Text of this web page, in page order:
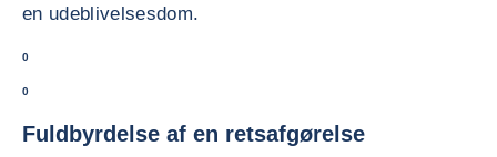
en udeblivelsesdom.
0
0
Fuldbyrdelse af en retsafgørelse